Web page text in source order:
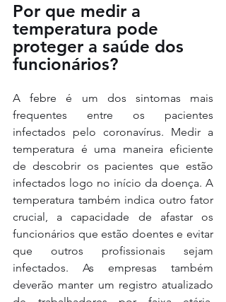
Por que medir a
temperatura pode
proteger a saúde dos
funcionários?
A febre é um dos sintomas mais
frequentes entre os pacientes
infectados pelo coronavírus. Medir a
temperatura é uma maneira eficiente
de descobrir os pacientes que estão
infectados logo no início da doença. A
temperatura também indica outro fator
crucial, a capacidade de afastar os
funcionários que estão doentes e evitar
que outros profissionais sejam
infectados. As empresas também
deverão manter um registro atualizado